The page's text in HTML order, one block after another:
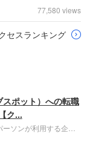
77,580 views
セスランキング
ポット）への転職
ク...
ソンが利用する企業